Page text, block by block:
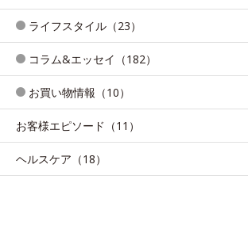
ライフスタイル（23）
コラム&エッセイ（182）
お買い物情報（10）
お客様エピソード（11）
ヘルスケア（18）